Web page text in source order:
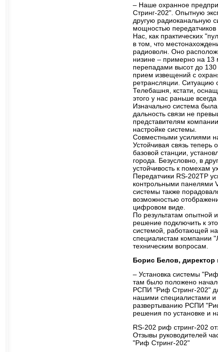
– Наше охранное
Стринг-202". Опытную
другую радиоканальную
мощностью передатчиков
Нас, как практических
в том, что
радиоволн. Оно
низине – примерно на 13
перепадами высот до
прием извещений с
ретрансляции. Ситуацию
Телебашня, кстати,
этого у нас раньше
Изначально система
дальность связи не
представителям
настройке системы.
Совместными усилиями
Устойчивая связь
базовой станции,
города. Безусловно, в
устойчивость к помехам
Передатчики RS-202TP
контрольными панелями
системы также
возможностью
цифровом виде.
По результатам опытной
решение подключить к
системой, работающей
специалистам компании
техническим вопросам.
Борис Белов, директор
– Установка системы
там было положено
РСПИ "Риф Стринг-202"
нашими специалистами и
развертыванию РСПИ
решения по установке и
RS-202 риф стринг-202
Отзывы руководителей
"Риф Стринг-202"